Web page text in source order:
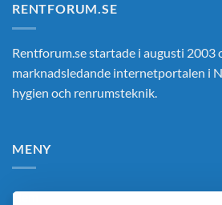
RENTFORUM.SE
Rentforum.se startade i augusti 2003
marknadsledande internetportalen i
hygien och renrumsteknik.
MENY
Hem